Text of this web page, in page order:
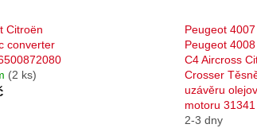
Citroën
converter
(2 ks)
Peugeot 4007
Peugeot
C4 Aircross
Crosser
uzávěru
motoru 31341
2-3 dny